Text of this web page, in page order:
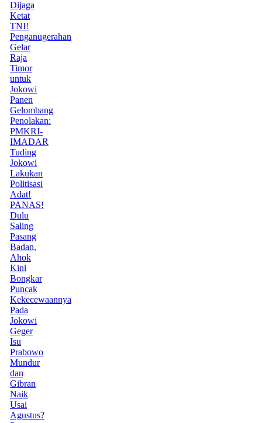
Dijaga
Ketat
TNI!
Penganugerahan
Gelar
Raja
Timor
untuk
Jokowi
Panen
Gelombang
Penolakan:
PMKRI-
IMADAR
Tuding
Jokowi
Lakukan
Politisasi
Adat!
PANAS!
Dulu
Saling
Pasang
Badan,
Ahok
Kini
Bongkar
Puncak
Kekecewaannya
Pada
Jokowi
Geger
Isu
Prabowo
Mundur
dan
Gibran
Naik
Usai
Agustus?